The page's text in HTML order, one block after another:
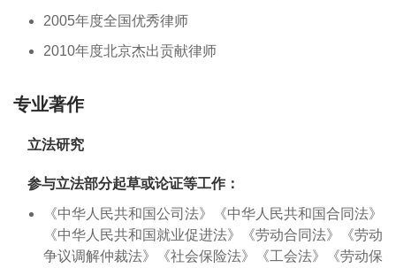
2005年度全国优秀律师
2010年度北京杰出贡献律师
专业著作
立法研究
参与立法部分起草或论证等工作：
《中华人民共和国公司法》《中华人民共和国合同法》
《中华人民共和国就业促进法》《劳动合同法》《劳动
争议调解仲裁法》《社会保险法》《工会法》《劳动保